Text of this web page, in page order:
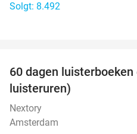
Solgt: 8.492
60 dagen
luisteruren)
Nextory
Amsterdam